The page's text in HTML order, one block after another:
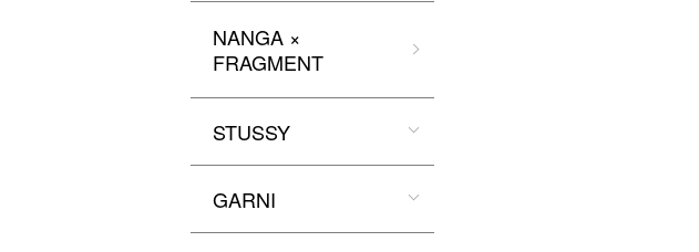
NANGA ×
FRAGMENT
STUSSY
GARNI